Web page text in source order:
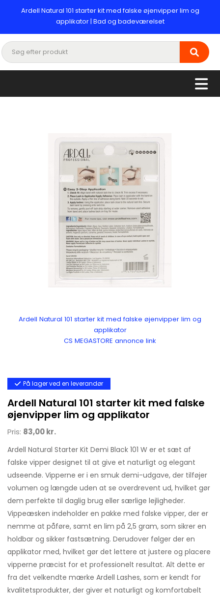
Ardell Natural 101 starter kit med falske øjenvipper lim og
applikator | Bad og badeværelset
Ardell Natural 101 starter kit med falske øjenvipper lim og
applikator
CS MEGASTORE annonce link
På lager ved en leverandør
Ardell Natural 101 starter kit med falske
øjenvipper lim og applikator
Pris: 83,00 kr.
Ardell Natural Starter Kit Demi Black 101 W er et sæt af
falske vipper designet til at give et naturligt og elegant
udseende. Vipperne er i en smuk demi-udgave, der tilføjer
volumen og længde uden at se overdrevent ud, hvilket gør
dem perfekte til daglig brug eller særlige lejligheder.
Vippeæsken indeholder en pakke med falske vipper, der er
nemme at påføre, samt en lim på 2,5 gram, som sikrer en
holdbar og sikker fastsætning. Derudover følger der en
applikator med, hvilket gør det lettere at justere og placere
vipperne præcist for et professionelt resultat. Alt dette er
fra det velkendte mærke Ardell Lashes, som er kendt for
kvalitetsprodukter, der giver et naturligt og komfortabelt